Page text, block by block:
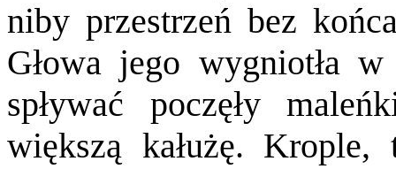
niby przestrzeń bez
Głowa jego wygniotła
spływać poczęły
większą kałużę.